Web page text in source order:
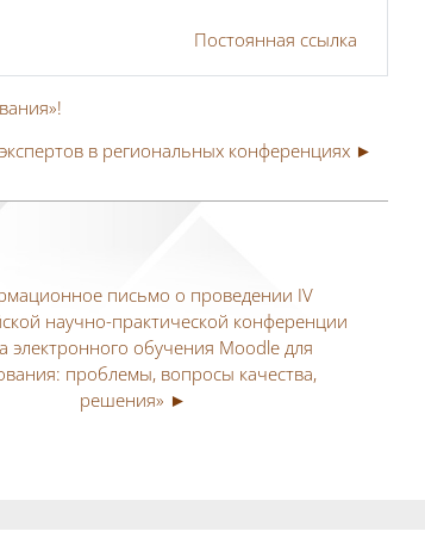
Постоянная ссылка
в региональных конференциях ►
письмо о проведении IV
научно-практической конференции
электронного обучения Moodle для
проблемы, вопросы качества,
решения» ►